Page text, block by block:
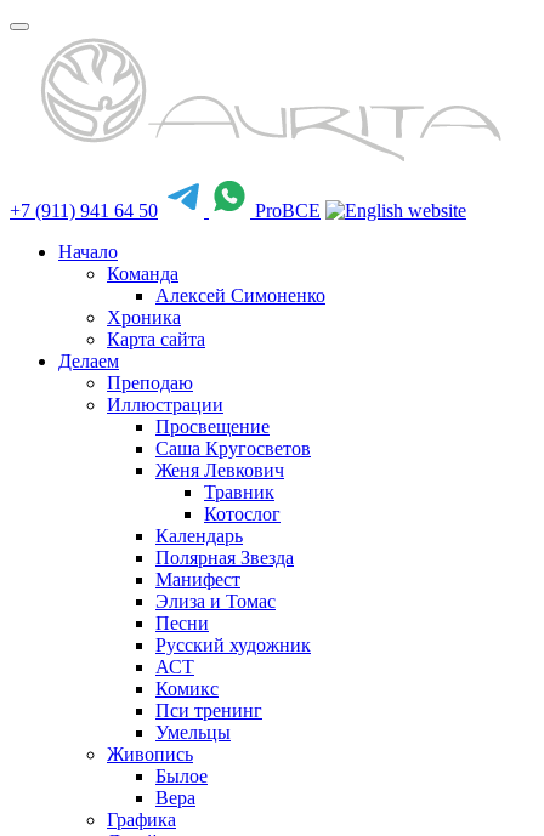
+7 (911) 941 64 50
ProBCE
Начало
Команда
Алексей Симоненко
Хроника
Карта сайта
Делаем
Преподаю
Иллюстрации
Просвещение
Саша Кругосветов
Женя Левкович
Травник
Котослог
Календарь
Полярная Звезда
Манифест
Элиза и Томас
Песни
Русский художник
АСТ
Комикс
Пси тренинг
Умельцы
Живопись
Былое
Вера
Графика